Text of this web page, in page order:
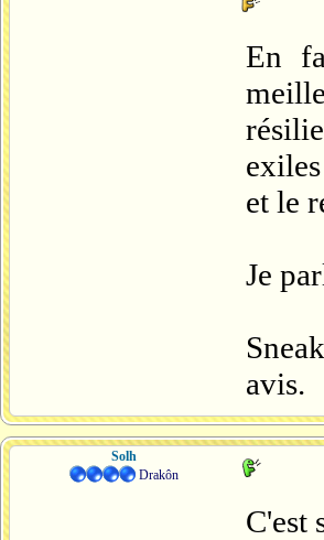
En
exiles
et le
Je
avis.
Solh
Drakôn
C'est